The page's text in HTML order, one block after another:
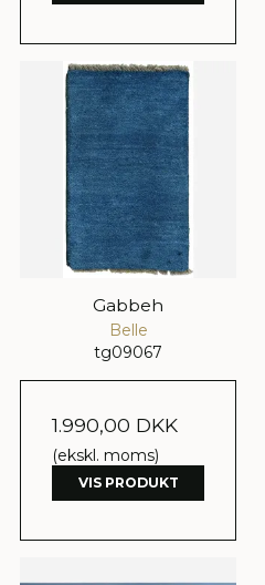
Gabbeh
Belle
tg09067
1.990,00 DKK
(ekskl. moms)
VIS PRODUKT